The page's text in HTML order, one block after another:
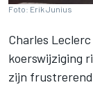
Foto: Erik Junius
Charles Leclerc
koerswijziging
zijn